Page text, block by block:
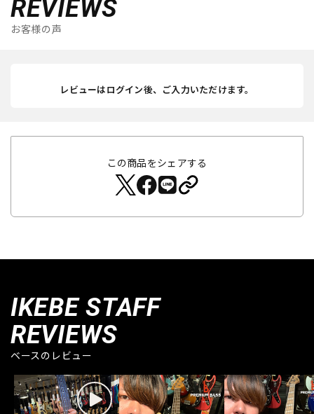
REVIEWS
お客様の声
レビューはログイン後、ご入力いただけます。
この商品をシェアする
IKEBE STAFF
REVIEWS
ベースのレビュー